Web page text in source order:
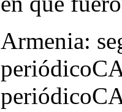
Armenia: